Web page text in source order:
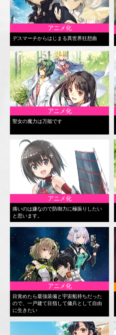
アニメ化
デスマーチからはじまる異世界狂想曲
アニメ化
聖女の魔力は万能です
アニメ化
痛いのは嫌なので防御力に極振りしたい
と思います。
アニメ化
目覚めたら最強装備と宇宙船持ちだった
ので、一戸建て目指して傭兵として自由
に生きたい